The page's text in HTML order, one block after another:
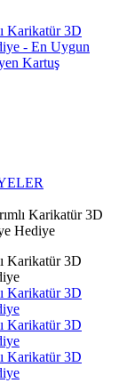
Karikatür 3D
Hediye